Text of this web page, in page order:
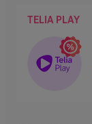
TELIA PLAY